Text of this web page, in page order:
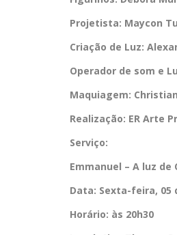
Projetista: Maycon
Criação de Luz:
Operador de som e
Maquiagem:
Realização: ER Arte
Serviço:
Emmanuel – A luz de
Data: Sexta-feira, 05
Horário: às 20h30